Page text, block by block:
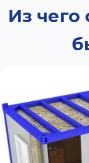
Из чего